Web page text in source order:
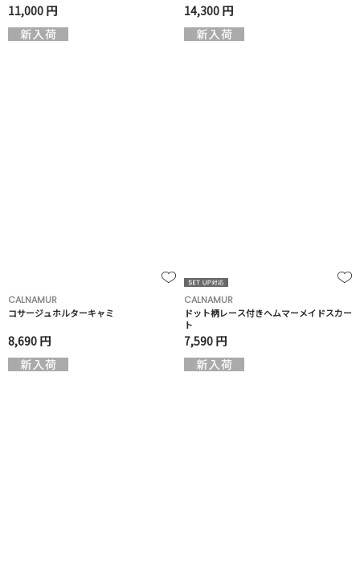
11,000 円 14,300 円
CALNAMUR
コサージュホルターキャミ
8,690 円
CALNAMUR
ドット柄レース付きヘムマーメイドスカー
ト
7,590 円